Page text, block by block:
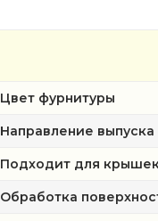
Цвет фурнитуры
Направление выпуска
Подходит для
Обработка